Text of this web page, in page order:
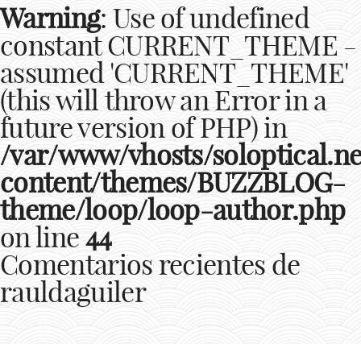
Warning: Use of undefined
constant CURRENT_THEME -
assumed 'CURRENT_THEME'
(this will throw an Error in a
future version of PHP) in
/var/www/vhosts/
content/themes/BUZZBLOG-
theme/loop/loop-author.php
on line44
Comentarios recientes de
rauldaguiler